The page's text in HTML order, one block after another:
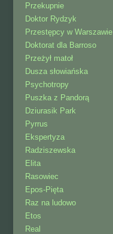
Przekupnie
Doktor Rydzyk
Przestępcy w Warszawie
Doktorat dla Barroso
Przeżył matoł
Dusza słowiańska
Psychotropy
Puszka z Pandorą
Dziurasik Park
Pyrrus
Ekspertyza
Radziszewska
Elita
Rasowiec
Epos-Pięta
Raz na ludowo
Etos
Real